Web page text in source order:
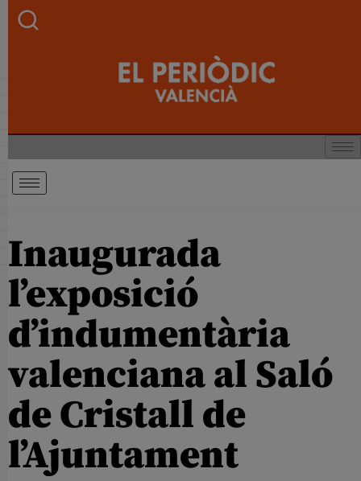
Inaugurada
l’exposició
d’indumentària
valenciana al Saló
de Cristall de
l’Ajuntament